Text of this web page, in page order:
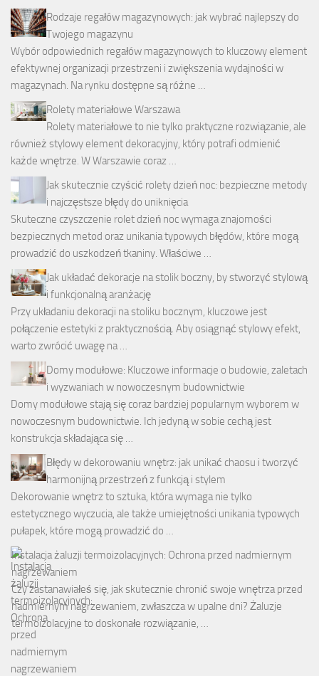
Rodzaje regałów magazynowych: jak wybrać najlepszy do
Twojego magazynu
Wybór odpowiednich regałów magazynowych to kluczowy element
efektywnej organizacji przestrzeni i zwiększenia wydajności w
magazynach. Na rynku dostępne są różne …
Rolety materiałowe Warszawa
Rolety materiałowe to nie tylko praktyczne rozwiązanie, ale
również stylowy element dekoracyjny, który potrafi odmienić
każde wnętrze. W Warszawie coraz …
Jak skutecznie czyścić rolety dzień noc: bezpieczne metody
i najczęstsze błędy do uniknięcia
Skuteczne czyszczenie rolet dzień noc wymaga znajomości
bezpiecznych metod oraz unikania typowych błędów, które mogą
prowadzić do uszkodzeń tkaniny. Właściwe …
Jak układać dekoracje na stolik boczny, by stworzyć stylową
i funkcjonalną aranżację
Przy układaniu dekoracji na stoliku bocznym, kluczowe jest
połączenie estetyki z praktycznością. Aby osiągnąć stylowy efekt,
warto zwrócić uwagę na …
Domy modułowe: Kluczowe informacje o budowie, zaletach
i wyzwaniach w nowoczesnym budownictwie
Domy modułowe stają się coraz bardziej popularnym wyborem w
nowoczesnym budownictwie. Ich jedyną w sobie cechą jest
konstrukcja składająca się …
Błędy w dekorowaniu wnętrz: jak unikać chaosu i tworzyć
harmonijną przestrzeń z funkcją i stylem
Dekorowanie wnętrz to sztuka, która wymaga nie tylko
estetycznego wyczucia, ale także umiejętności unikania typowych
pułapek, które mogą prowadzić do …
Instalacja żaluzji termoizolacyjnych: Ochrona przed nadmiernym
nagrzewaniem
Czy zastanawiałeś się, jak skutecznie chronić swoje wnętrza przed
nadmiernym nagrzewaniem, zwłaszcza w upalne dni? Żaluzje
termoizolacyjne to doskonałe rozwiązanie, …